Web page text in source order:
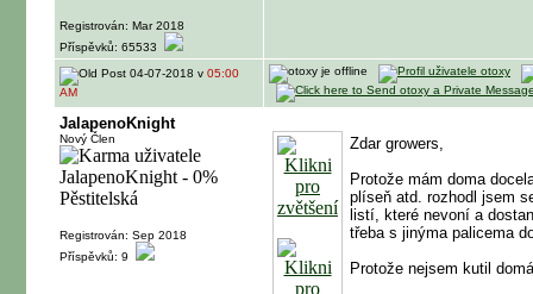
Registrován: Mar 2018
Příspěvků: 65533
04-07-2018 v 05:00
AM
JalapenoKnight
Nový Člen
Registrován: Sep 2018
Příspěvků: 9
Zdar growers,
Protože mám doma
plíseň atd. rozhodl jsem
listí, které nevoní a
třeba s jinýma palicema
Protože nejsem kutil